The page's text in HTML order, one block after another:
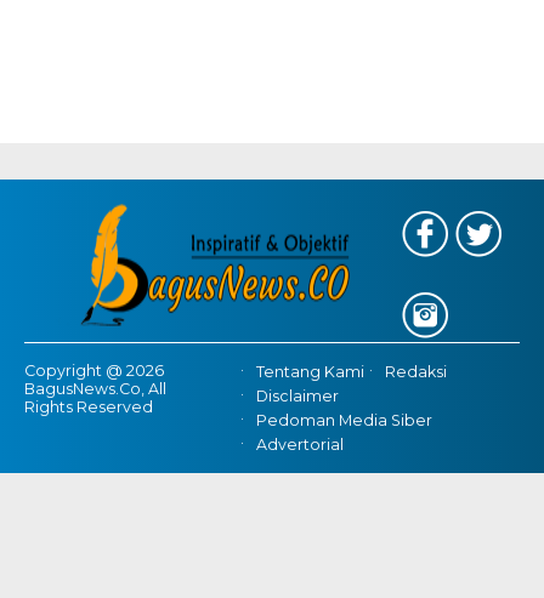
Copyright @ 2026
BagusNews.Co, All
Rights Reserved
Tentang Kami
Redaksi
Disclaimer
Pedoman Media Siber
Advertorial